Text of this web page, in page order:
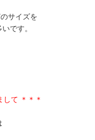
サイズを
です。
して ＊＊＊